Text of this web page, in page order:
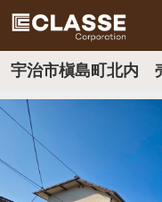
宇治市槇島町北内